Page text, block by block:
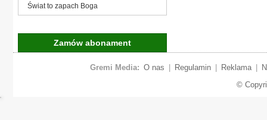
Świat to zapach Boga
Zamów abonament
Gremi Media: O nas Regulamin Reklama
©